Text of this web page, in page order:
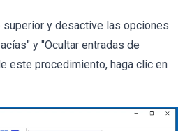
superior y desactive las opciones
y "Ocultar entradas de
este procedimiento, haga clic en